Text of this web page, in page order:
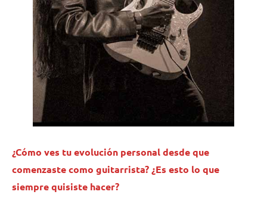
¿Cómo ves tu evolución personal desde que
comenzaste como guitarrista? ¿Es esto lo que
siempre quisiste hacer?